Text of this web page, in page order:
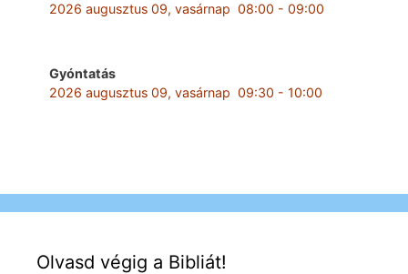
2026 augusztus 09, vasárnap 08:00 - 09:00
Gyóntatás
2026 augusztus 09, vasárnap 09:30 - 10:00
Olvasd végig a Bibliát!